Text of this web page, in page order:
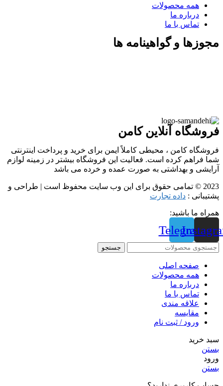
همه محصولات
درباره ما
تماس با ما
مجوزها و گواهینامه ها
فروشگاه آنلاین کامن
فروشگاه کامن ، محیطی کاملاً ایمن برای خرید و پرداخت اینترنتی
شما فراهم کرده است. فعالیت این فروشگاه بیشتر در زمینه لوازم
آرایشی و بهداشتی به صورت عمده و خرده می باشد
2023 © تمامی حقوق برای این وب سایت محفوظ است | طراحی و
پشتیبانی : داده تجارت
همراه ما باشید:
Telegram
جستجو
صفحه اصلی
همه محصولات
درباره ما
تماس با ما
علاقه مندی
مقايسه
ورود / ثبت نام
سبد خرید
بستن
ورود
بستن